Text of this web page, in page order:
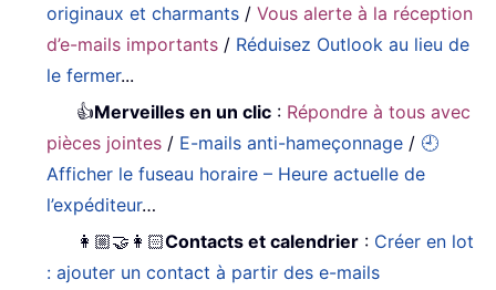
originaux et charmants /Vous alerte à la réception
d’e-mails importants / Réduisez Outlook au lieu de
le fermer...
👍Merveilles en un clic : Répondre à tous avec
pièces jointes / E-mails anti-hameçonnage / 🕘
Afficher le fuseau horaire – Heure actuelle de
l’expéditeur…
👩🏼‍🤝‍👩🏻Contacts et calendrier : Créer en lot
: ajouter un contact à partir des e-mails